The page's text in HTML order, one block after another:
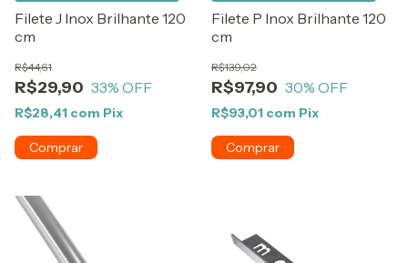
Filete J Inox Brilhante 120
cm
R$29,90
R$44,61
33% OFF
R$28,41 com Pix
Filete P Inox Brilhante 120
cm
R$97,90
R$139,02
30% OFF
R$93,01 com Pix